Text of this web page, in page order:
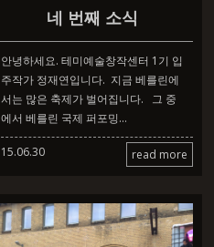
네 번째 소식
안녕하세요. 테미예술창작센터 1기 입
주작가 정재연입니다. 지금 베를린에
서는 많은 축제가 벌어집니다. 그 중
에서 베를린 국제 퍼포밍...
15.06.30 read more